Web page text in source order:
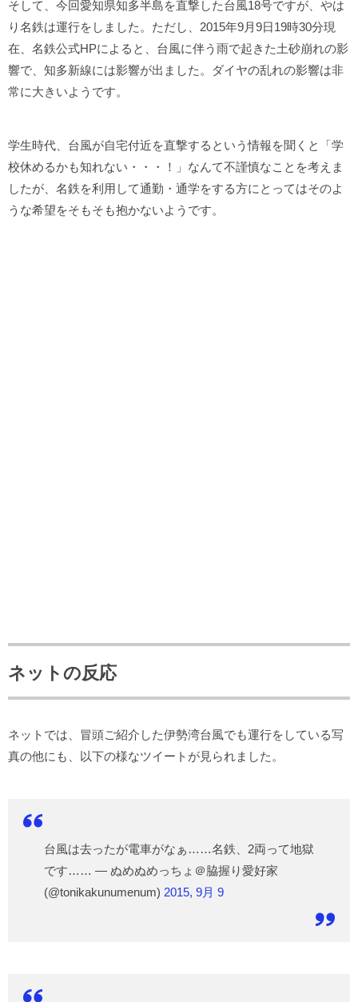
そして、今回愛知県知多半島を直撃した台風18号ですが、やは
り名鉄は運行をしました。ただし、2015年9月9日19時30分現
在、名鉄公式HPによると、台風に伴う雨で起きた土砂崩れの影
響で、知多新線には影響が出ました。ダイヤの乱れの影響は非
常に大きいようです。
学生時代、台風が自宅付近を直撃するという情報を聞くと「学
校休めるかも知れない・・・！」なんて不謹慎なことを考えま
したが、名鉄を利用して通勤・通学をする方にとってはそのよ
うな希望をそもそも抱かないようです。
ネットの反応
ネットでは、冒頭ご紹介した伊勢湾台風でも運行をしている写
真の他にも、以下の様なツイートが見られました。
台風は去ったが電車がなぁ……名鉄、2両って地獄
です…… — ぬめぬめっちょ＠脇握り愛好家
(@tonikakunumenum) 2015, 9月 9